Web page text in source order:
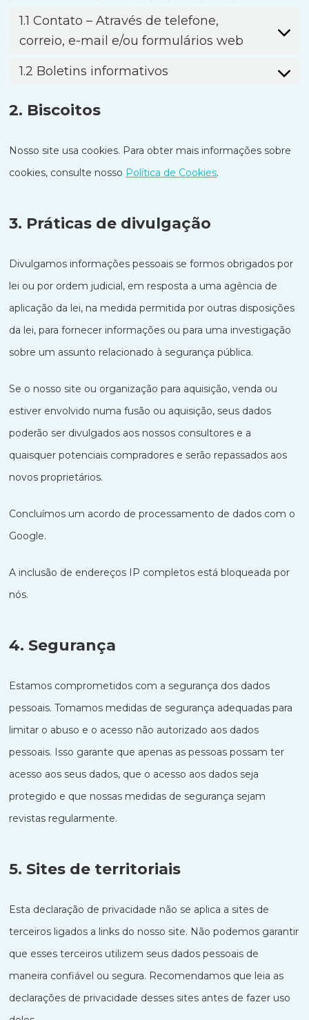
1.1 Contato – Através de telefone,
correio, e-mail e/ou formulários web
1.2 Boletins informativos
2. Biscoitos
Nosso site usa cookies. Para obter mais informações sobre
cookies, consulte nosso Política de Cookies.
3. Práticas de divulgação
Divulgamos informações pessoais se formos obrigados por
lei ou por ordem judicial, em resposta a uma agência de
aplicação da lei, na medida permitida por outras disposições
da lei, para fornecer informações ou para uma investigação
sobre um assunto relacionado à segurança pública.
Se o nosso site ou organização para aquisição, venda ou
estiver envolvido numa fusão ou aquisição, seus dados
poderão ser divulgados aos nossos consultores e a
quaisquer potenciais compradores e serão repassados ​​​​aos
novos proprietários.
Concluímos um acordo de processamento de dados com o
Google.
A inclusão de endereços IP completos está bloqueada por
nós.
4. Segurança
Estamos comprometidos com a segurança dos dados
pessoais. Tomamos medidas de segurança adequadas para
limitar o abuso e o acesso não autorizado aos dados
pessoais. Isso garante que apenas as pessoas possam ter
acesso aos seus dados, que o acesso aos dados seja
protegido e que nossas medidas de segurança sejam
revistas regularmente.
5. Sites de territoriais
Esta declaração de privacidade não se aplica a sites de
terceiros ligados a links do nosso site. Não podemos garantir
que esses terceiros utilizem seus dados pessoais de
maneira confiável ou segura. Recomendamos que leia as
declarações de privacidade desses sites antes de fazer uso